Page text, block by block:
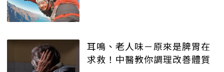
耳鳴、老人味－原來是脾胃在
求救！中醫教你調理改善體質